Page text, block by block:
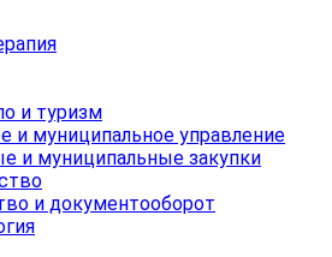
и туризм
и муниципальное управление
и муниципальные закупки
и документооборот